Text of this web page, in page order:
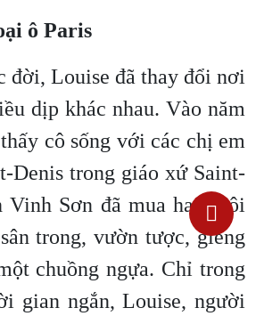
ô Paris
đời, Louise đã thay đổi nơi
dịp khác nhau. Vào năm
cô sống với các chị em
Denis trong giáo xứ Saint-
Vinh Sơn đã mua hai ngôi
trong, vườn tược, giếng
chuồng ngựa. Chỉ trong
gian ngắn, Louise, người